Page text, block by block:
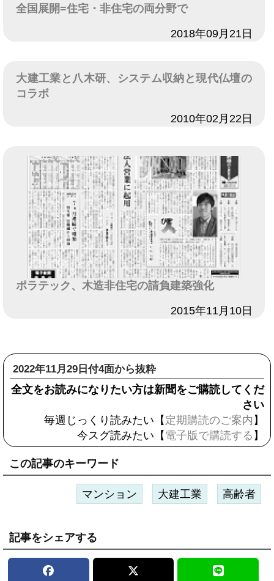
全国展開=住宅・非住宅の両分野で
2018年09月21日
大建工業と八木研、システム収納と現代仏壇の
コラボ
2010年02月22日
ポラテック、木造非住宅の請負建築強化
2015年11月10日
2022年11月29日付4面から抜粋
全文をお読みになりたい方は新聞をご購読してくだ
さい
毎週じっくり読みたい【 定期購読のご案内 】
今スグ読みたい【 電子版で購読する 】
この記事のキーワード
マンション 大建工業 高齢者
記事をシェアする